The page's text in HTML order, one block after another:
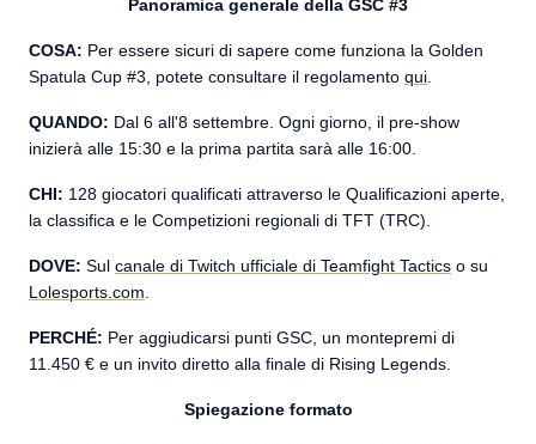
Panoramica generale della GSC #3
COSA: Per essere sicuri di sapere come funziona la Golden
Spatula Cup #3, potete consultare il regolamento qui
QUANDO: Dal 6 all'8 settembre. Ogni giorno, il pre-show
inizierà alle 15:30 e la prima partita sarà alle 16:00.
CHI: 128 giocatori qualificati attraverso le Qualificazioni aperte,
la classifica e le Competizioni regionali di TFT (TRC).
DOVE: Sul canale di Twitch ufficiale di Teamfight Tactics o su
Lolesports.com
PERCHÉ: Per aggiudicarsi punti GSC, un montepremi di
11.450 € e un invito diretto alla finale di Rising Legends.
Spiegazione formato